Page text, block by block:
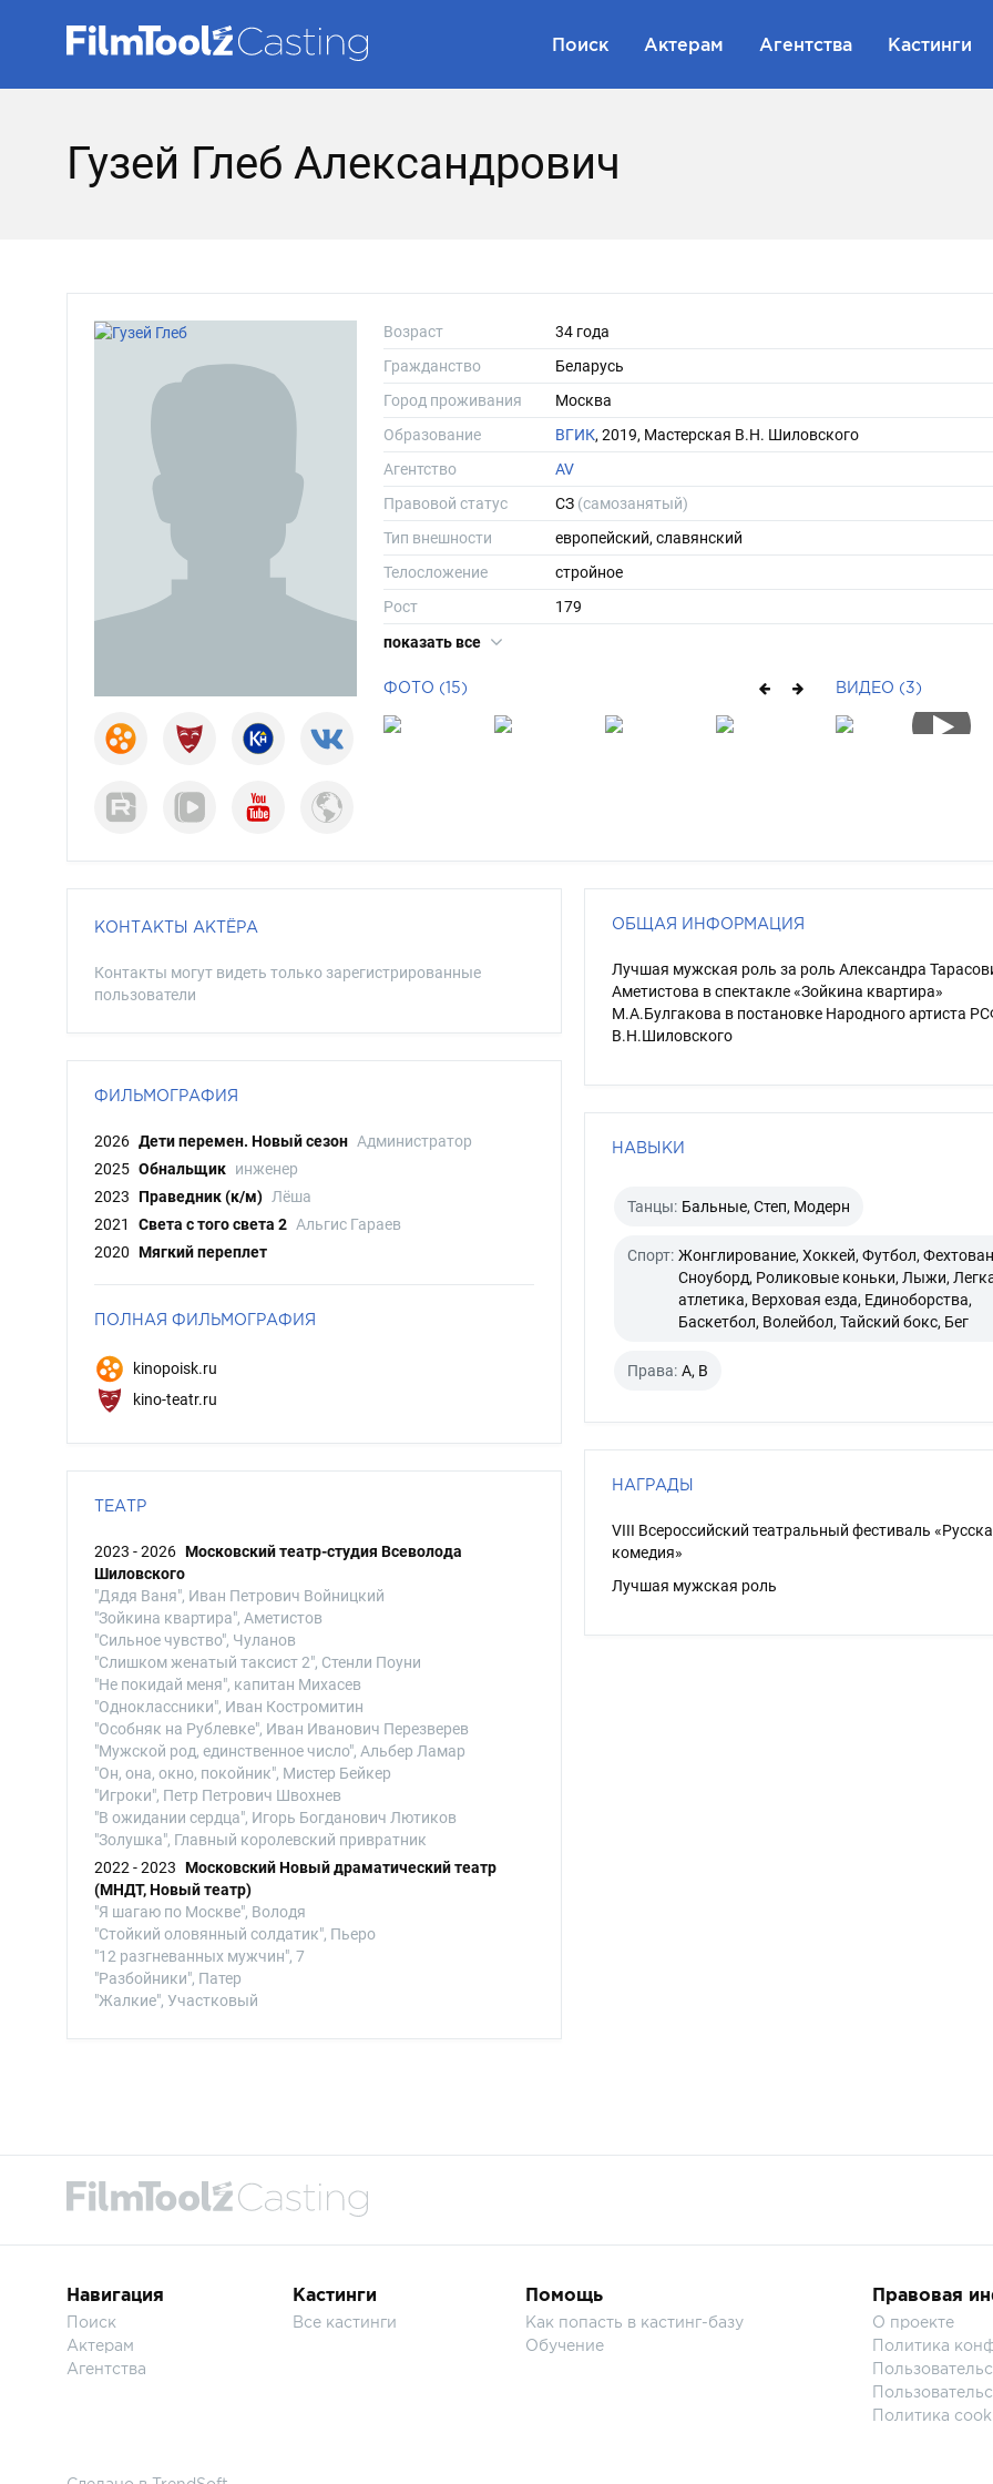
Поиск Актерам Агентства Кастинги
Гузей Глеб Александрович
Возраст
34 года
Гражданство
Беларусь
Город проживания
Москва
Образование
ВГИК, 2019, Мастерская В.Н. Шиловского
Агентство
AV
Правовой статус
СЗ (самозанятый)
Тип внешности
европейский, славянский
Телосложение
стройное
Рост
179
Вес
показать все
ФОТО (15) ВИДЕО (3)
КОНТАКТЫ АКТЁРА
Контакты могут видеть только зарегистрированные
пользователи
ФИЛЬМОГРАФИЯ
2026 Дети перемен. Новый сезон Администратор
2025 Обнальщик инженер
2023
Праведник (к/м) Лёша
2021
Света с того света 2 Альгис Гараев
2020 Мягкий переплет
ПОЛНАЯ ФИЛЬМОГРАФИЯ
kinopoisk.ru
kino-teatr.ru
ТЕАТР
2023 - 2026 Московский театр-студия Всеволода
Шиловского
"Дядя Ваня", Иван Петрович Войницкий
"Зойкина квартира", Аметистов
"Сильное чувство", Чуланов
"Слишком женатый таксист 2", Стенли Поуни
"Не покидай меня", капитан Михасев
"Одноклассники", Иван Костромитин
"Особняк на Рублевке", Иван Иванович Перезверев
"Мужской род, единственное число", Альбер Ламар
"Он, она, окно, покойник", Мистер Бейкер
"Игроки", Петр Петрович Швохнев
"В ожидании сердца", Игорь Богданович Лютиков
"Золушка", Главный королевский привратник
2022 - 2023 Московский Новый драматический театр
(МНДТ, Новый театр)
"Я шагаю по Москве", Володя
"Стойкий оловянный солдатик", Пьеро
"12 разгневанных мужчин", 7
"Разбойники", Патер
"Жалкие", Участковый
ОБЩАЯ ИНФОРМАЦИЯ
Лучшая мужская роль за роль Александра
Аметистова в спектакле «Зойкина квартира»
М.А.Булгакова в постановке Народного артиста
В.Н.Шиловского
НАВЫКИ
Танцы: Бальные, Степ, Модерн
Спорт: Жонглирование, Хоккей, Футбол,
Сноуборд, Роликовые коньки, Лыжи,
атлетика, Верховая езда, Единоборства,
Баскетбол, Волейбол, Тайский бокс, Бег
Права: A, B
НАГРАДЫ
VIII Всероссийский театральный фестиваль
комедия»
Лучшая мужская роль
Навигация
Поиск
Актерам
Агентства
Кастинги
Все кастинги
Помощь
Как попасть в кастинг-базу
Обучение
Правовая
О проекте
Политика
Политика